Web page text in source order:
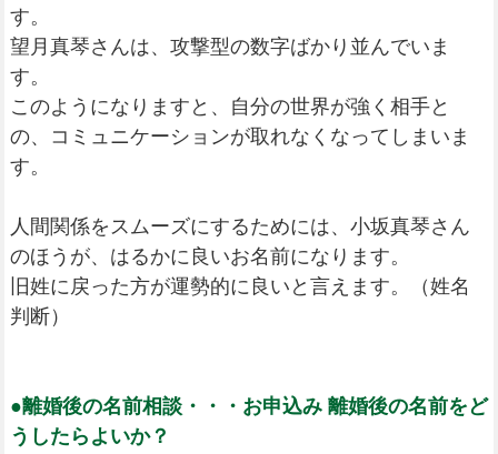
す。
望月真琴さんは、攻撃型の数字ばかり並んでいま
す。
このようになりますと、自分の世界が強く相手と
の、コミュニケーションが取れなくなってしまいま
す。
人間関係をスムーズにするためには、小坂真琴さん
のほうが、はるかに良いお名前になります。
旧姓に戻った方が運勢的に良いと言えます。（姓名
判断）
●離婚後の名前相談・・・お申込み 離婚後の名前をど
うしたらよいか？